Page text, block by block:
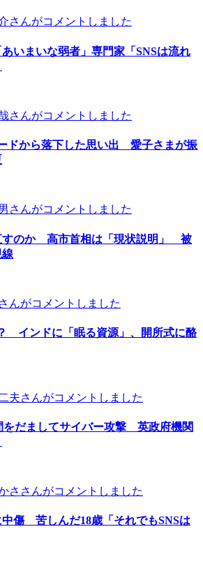
さんがコメントしました
いまいな弱者」専門家「SNSは流れ
さんがコメントしました
ドから落下した思い出 愛子さまが振
さんがコメントしました
すのか 高市首相は「現状説明」 被
線
んがコメントしました
インドに「眠る資源」、開所式に酪
夫さんがコメントしました
をだましてサイバー攻撃 英政府機関
ささんがコメントしました
傷 苦しんだ18歳「それでもSNSは